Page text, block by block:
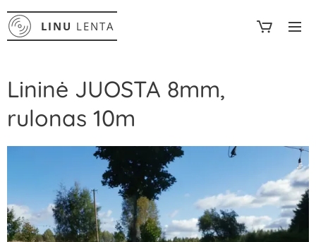
LINU LENTA
Lininė JUOSTA 8mm,
rulonas 10m